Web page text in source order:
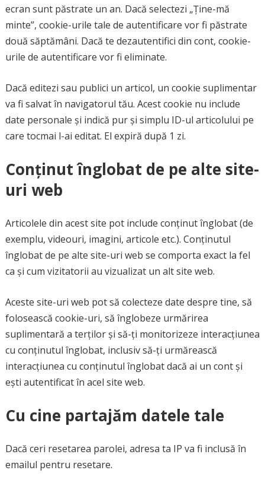
ecran sunt păstrate un an. Dacă selectezi „Ține-mă
minte”, cookie-urile tale de autentificare vor fi păstrate
două săptămâni. Dacă te dezautentifici din cont, cookie-
urile de autentificare vor fi eliminate.
Dacă editezi sau publici un articol, un cookie suplimentar
va fi salvat în navigatorul tău. Acest cookie nu include
date personale și indică pur și simplu ID-ul articolului pe
care tocmai l-ai editat. El expiră după 1 zi.
Conținut înglobat de pe alte site-
uri web
Articolele din acest site pot include conținut înglobat (de
exemplu, videouri, imagini, articole etc.). Conținutul
înglobat de pe alte site-uri web se comporta exact la fel
ca și cum vizitatorii au vizualizat un alt site web.
Aceste site-uri web pot să colecteze date despre tine, să
folosească cookie-uri, să înglobeze urmărirea
suplimentară a terților și să-ți monitorizeze interacțiunea
cu conținutul înglobat, inclusiv să-ți urmărească
interacțiunea cu conținutul înglobat dacă ai un cont și
ești autentificat în acel site web.
Cu cine partajăm datele tale
Dacă ceri resetarea parolei, adresa ta IP va fi inclusă în
emailul pentru resetare.